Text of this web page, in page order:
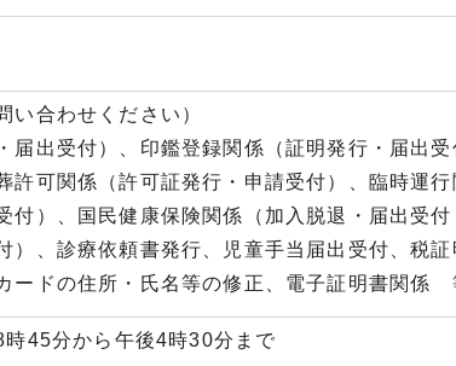
い合わせください）
届出受付）、印鑑登録関係（証明発行・届出
許可関係（許可証発行・申請受付）、臨時運
付）、国民健康保険関係（加入脱退・届出受
）、診療依頼書発行、児童手当届出受付、税
ードの住所・氏名等の修正、電子証明書関係
45分から午後4時30分まで